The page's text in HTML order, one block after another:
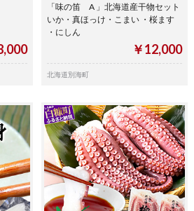
「味の笛 A 」北海道産干物セット
いか・真ほっけ・こまい ・桜ます
・にしん
￥12,000
北海道別海町